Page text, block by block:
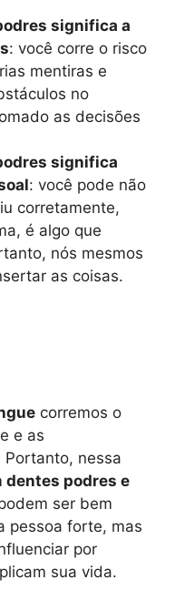
significa a
: você corre o risco
mentiras e
no
as decisões
significa
: você pode não
corretamente,
é algo que
nós mesmos
as coisas.
corremos o
e as
Portanto, nessa
dentes podres e
ser bem
pessoa forte, mas
por
sua vida.